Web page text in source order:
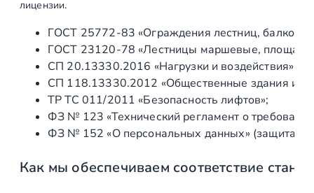
н
н
ы
й
п
о
и
лицензии.
ГОСТ 25772‑83 «Ограждения лестниц,
ГОСТ 23120‑78 «Лестницы маршевые,
СП 20.13330.2016 «Нагрузки и воздействия»
СП 118.13330.2012 «Общественные здания и
ТР ТС 011/2011 «Безопасность лифтов»;
ФЗ № 123 «Технический регламент о
ФЗ № 152 «О персональных данных» (защита
Как мы обеспечиваем соответствие